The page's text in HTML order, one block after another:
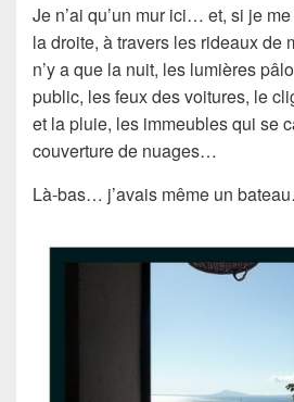
Je n’ai qu’un mur ici… et, si je
la droite, à travers les rideaux de
n’y a que la nuit, les lumières
public, les feux des voitures, le
et la pluie, les immeubles qui se
couverture de nuages…
Là-bas… j’avais même un